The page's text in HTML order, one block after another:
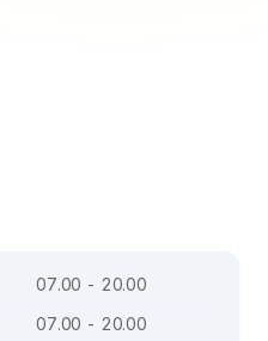
07.00 - 20.00
07.00 - 20.00